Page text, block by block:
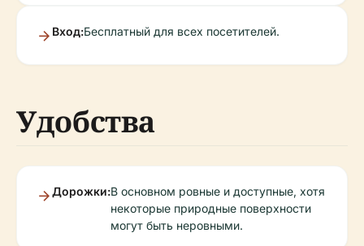
Вход:Бесплатный для всех посетителей.
Удобства
Дорожки:В основном ровные и доступные, хотя
некоторые природные поверхности
могут быть неровными.